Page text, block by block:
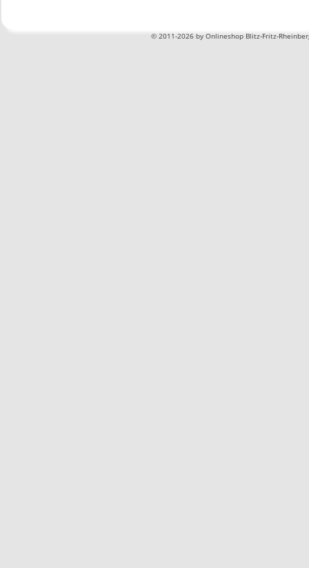
© 2011-2026 by Onlineshop Blitz-Fritz-